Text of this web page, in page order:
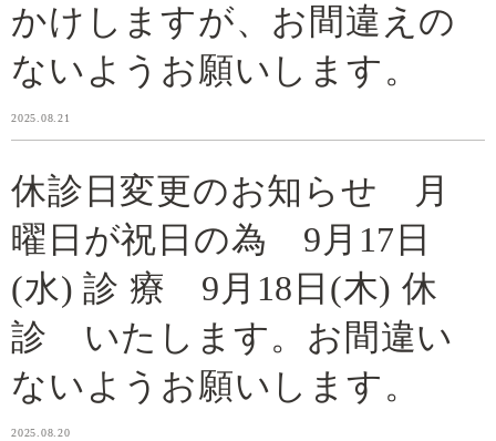
かけしますが、お間違えの
ないようお願いします。
2025.08.21
休診日変更のお知らせ 月
曜日が祝日の為 9月17日
(水) 診 療 9月18日(木) 休
診 いたします。お間違い
ないようお願いします。
2025.08.20